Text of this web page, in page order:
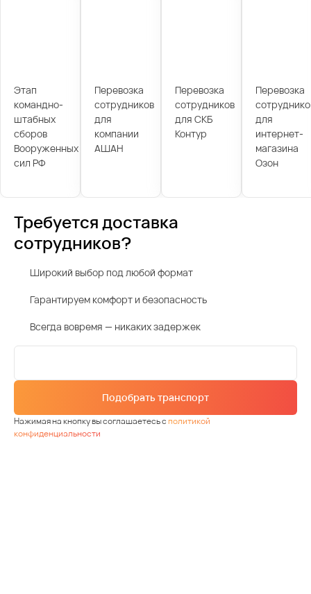
Этап
командно-
штабных
сборов
Вооруженных
сил РФ
Перевозка
сотрудников
для
компании
АШАН
Перевозка
сотрудников
для СКБ
Контур
Перевозка
для
интернет-
магазина
Озон
Требуется доставка
сотрудников?
Широкий выбор под любой формат
Гарантируем комфорт и безопасность
Всегда вовремя — никаких задержек
Подобрать транспорт
Нажимая на кнопку вы соглашаетесь сполитикой
конфиденциальности